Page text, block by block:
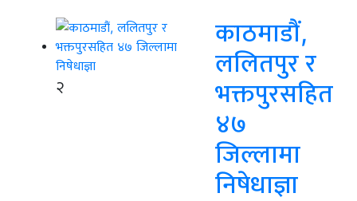
२
काठमाडौं,
ललितपुर र
भक्तपुरसहित
४७
जिल्लामा
निषेधाज्ञा